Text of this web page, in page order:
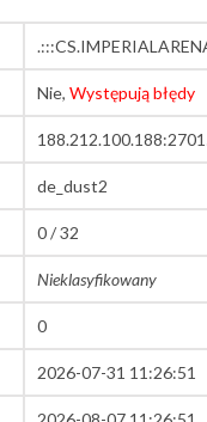
Nie, Występują błędy
de_dust2
0 / 32
Nieklasyfikowany
0
2026-07-31 11:26:51